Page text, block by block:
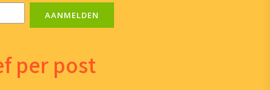
AANMELDEN
per post